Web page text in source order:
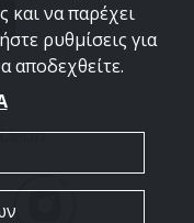
και να παρέχει
ρυθμίσεις για
αποδεχθείτε.